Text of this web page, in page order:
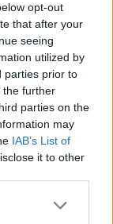
opt-out
that after your
seeing
utilized by
parties prior to
the further
parties on the
may
IAB’s List of
it to other
kylmempiä
vuoden
5 asteessa
eräänä
lukemia.
lämmintä